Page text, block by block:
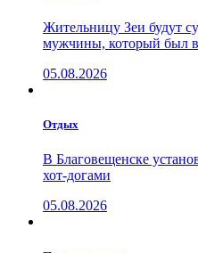
Жительницу Зеи будут
мужчины, который был
05.08.2026
Отдых
В Благовещенске
хот-догами
05.08.2026